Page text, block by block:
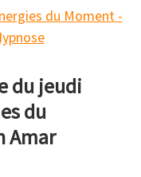
du jeudi
du
Amar